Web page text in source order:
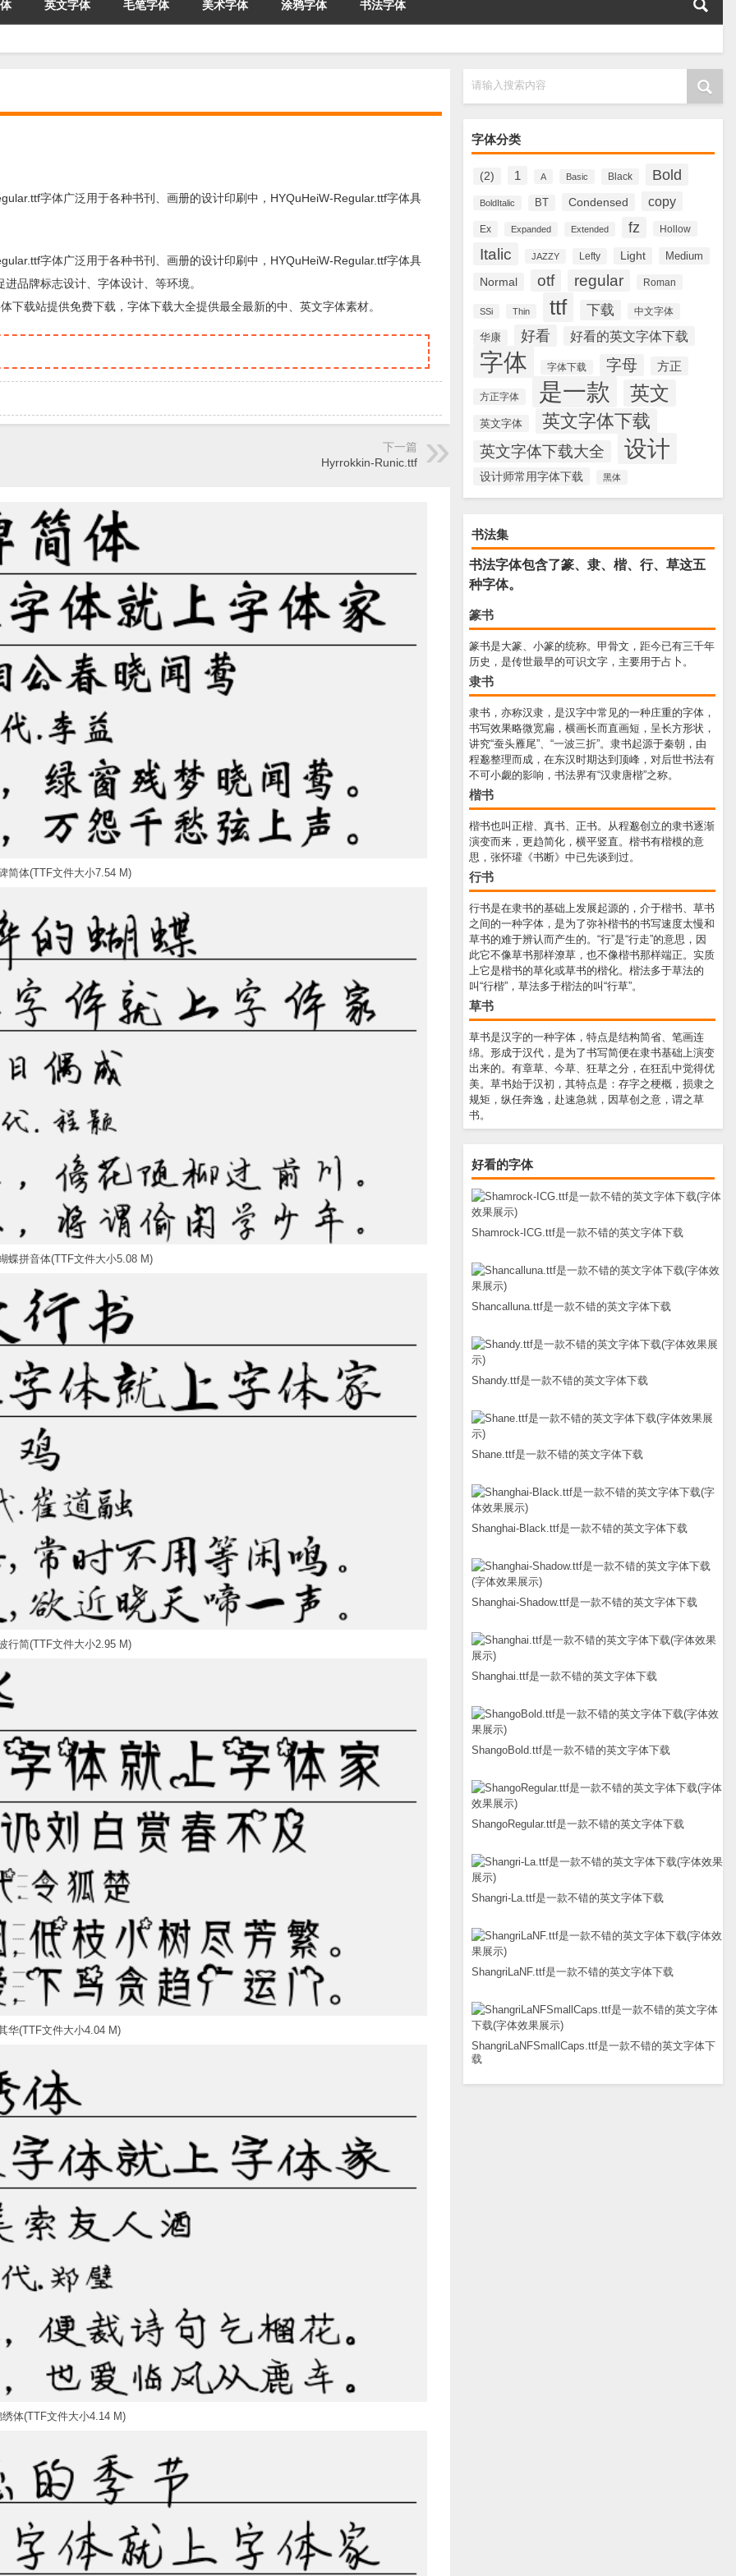
英文字体 毛笔字体 美术字体 涂鸦字体 书法字体
请输入搜索内容
字体分类
(2) 1 A Basic Black Bold
BoldItalic BT Condensed copy
Ex Expanded Extended fz Hollow
Italic JAZZY Lefty Light Medium
Normal otf regular Roman
SSi Thin ttf 下载 中文字体
华康 好看 好看的英文字体下载
字体 字体下载 字母 方正
方正字体 是一款 英文
英文字体 英文字体下载
英文字体下载大全 设计
设计师常用字体下载 黑体
书法集
书法字体包含了篆、隶、楷、行、草这五
种字体。
篆书
篆书是大篆、小篆的统称。甲骨文，距今已有三千年
历史，是传世最早的可识文字，主要用于占卜。
隶书
隶书，亦称汉隶，是汉字中常见的一种庄重的字体，
书写效果略微宽扁，横画长而直画短，呈长方形状，
讲究“蚕头雁尾”、“一波三折”。隶书起源于秦朝，由
程邈整理而成，在东汉时期达到顶峰，对后世书法有
不可小觑的影响，书法界有“汉隶唐楷”之称。
楷书
楷书也叫正楷、真书、正书。从程邈创立的隶书逐渐
演变而来，更趋简化，横平竖直。楷书有楷模的意
思，张怀瓘《书断》中已先谈到过。
行书
行书是在隶书的基础上发展起源的，介于楷书、草书
之间的一种字体，是为了弥补楷书的书写速度太慢和
草书的难于辨认而产生的。“行”是“行走”的意思，因
此它不像草书那样潦草，也不像楷书那样端正。实质
上它是楷书的草化或草书的楷化。楷法多于草法的
叫“行楷”，草法多于楷法的叫“行草”。
草书
草书是汉字的一种字体，特点是结构简省、笔画连
绵。形成于汉代，是为了书写简便在隶书基础上演变
出来的。有章草、今草、狂草之分，在狂乱中觉得优
美。草书始于汉初，其特点是：存字之梗概，损隶之
规矩，纵任奔逸，赴速急就，因草创之意，谓之草
书。
好看的字体
Shamrock-ICG.ttf是一款不错的英文字体下载
Shancalluna.ttf是一款不错的英文字体下载
Shandy.ttf是一款不错的英文字体下载
Shane.ttf是一款不错的英文字体下载
Shanghai-Black.ttf是一款不错的英文字体下载
Shanghai-Shadow.ttf是一款不错的英文字体下载
Shanghai.ttf是一款不错的英文字体下载
ShangoBold.ttf是一款不错的英文字体下载
ShangoRegular.ttf是一款不错的英文字体下载
Shangri-La.ttf是一款不错的英文字体下载
ShangriLaNF.ttf是一款不错的英文字体下载
ShangriLaNFSmallCaps.ttf是一款不错的英文字体下
载
字体广泛用于各种书刊、画册的设计印刷中，HYQuHeiW-Regular.ttf字体具
字体广泛用于各种书刊、画册的设计印刷中，HYQuHeiW-Regular.ttf字体具
品牌标志设计、字体设计、等环境。
载站提供免费下载，字体下载大全提供最全最新的中、英文字体素材。
下一篇
Hyrrokkin-Runic.ttf
简体(TTF文件大小7.54 M)
蝶拼音体(TTF文件大小5.08 M)
行简(TTF文件大小2.95 M)
华(TTF文件大小4.04 M)
体(TTF文件大小4.14 M)